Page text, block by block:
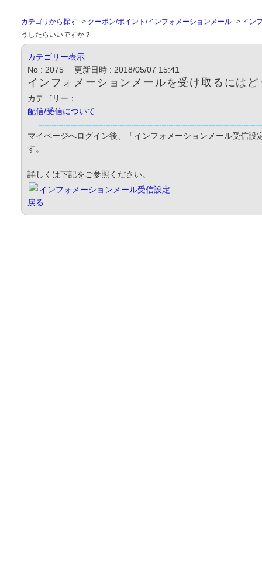
カテゴリから探す > クーポン/ポイント/インフォメーションメール > イン
うしたらいいですか？
カテゴリー表示
No : 2075
更新日時 : 2018/05/07 15:41
インフォメーションメールを受け取るには
カテゴリー：
配信/受信について
マイページへログイン後、「インフォメーションメール受信
す。
詳しくは下記をご参照ください。
インフォメーションメール受信設定
戻る